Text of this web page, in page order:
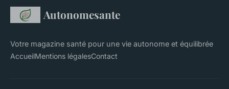
Autonomesante
Votre magazine santé pour une vie autonome et équilibrée
AccueilMentions légalesContact